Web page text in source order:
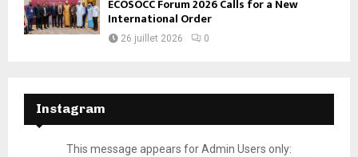
ECOSOCC Forum 2026 Calls for a New
International Order
26 juillet 2026 0
Instagram
This message appears for Admin Users only: